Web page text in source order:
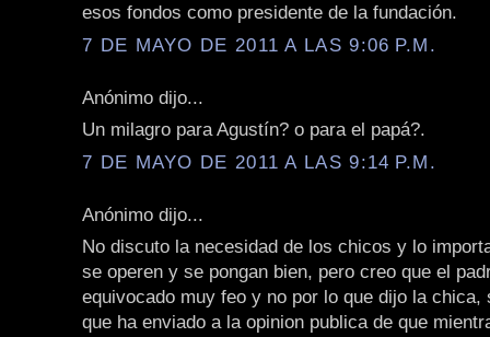
esos fondos como presidente de la fundación.
7 DE MAYO DE 2011 A LAS 9:06 P.M.
Anónimo dijo...
Un milagro para Agustín? o para el papá?.
7 DE MAYO DE 2011 A LAS 9:14 P.M.
Anónimo dijo...
No discuto la necesidad de los chicos y lo
se operen y se pongan bien, pero creo que el
equivocado muy feo y no por lo que dijo la chica,
que ha enviado a la opinion publica de que